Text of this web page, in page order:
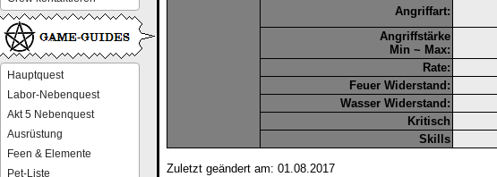
Hauptquest
Labor-Nebenquest
Akt 5 Nebenquest
Ausrüstung
Feen & Elemente
Pet-Liste
Angriffart:
Angriffstärke
Min ~ Max:
Rate:
Feuer Widerstand:
Wasser Widerstand:
Kritisch
Skills
Zuletzt geändert am: 01.08.2017